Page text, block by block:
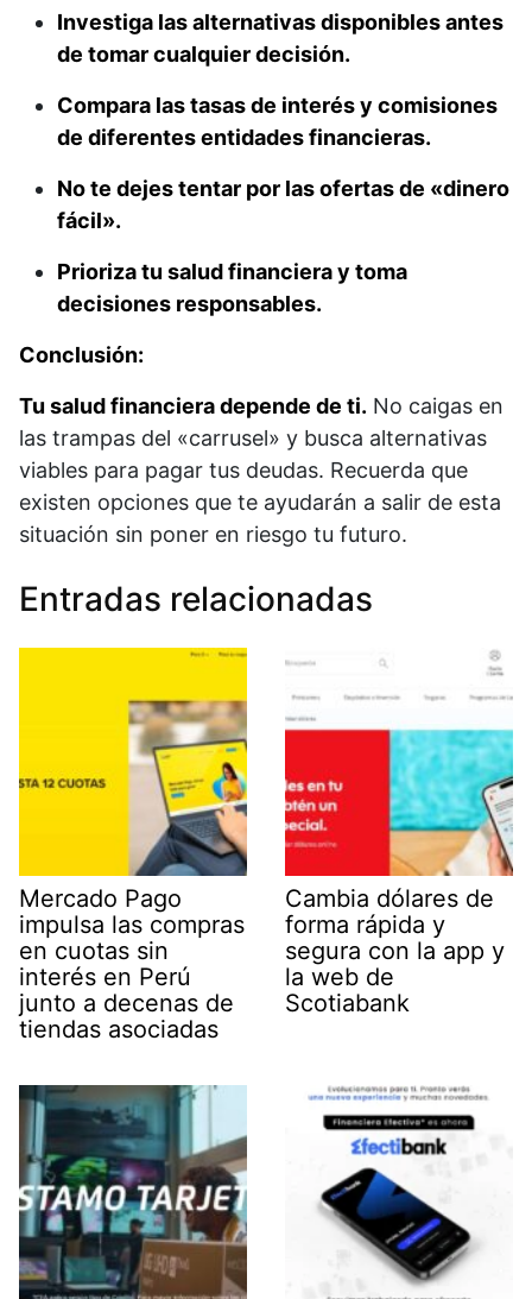
Investiga las alternativas disponibles antes
de tomar cualquier decisión.
Compara las tasas de interés y comisiones
de diferentes entidades financieras.
No te dejes tentar por las ofertas de «dinero
fácil».
Prioriza tu salud financiera y toma
decisiones responsables.
Conclusión:
Tu salud financiera depende de ti. No caigas en
las trampas del «carrusel» y busca alternativas
viables para pagar tus deudas. Recuerda que
existen opciones que te ayudarán a salir de esta
situación sin poner en riesgo tu futuro.
Entradas relacionadas
Mercado Pago
impulsa las compras
en cuotas sin
interés en Perú
junto a decenas de
tiendas asociadas
Cambia dólares de
forma rápida y
segura con la app y
la web de
Scotiabank